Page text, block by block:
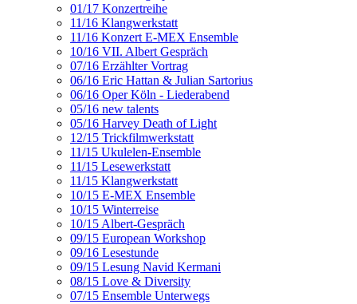
01/17 Konzertreihe
11/16 Klangwerkstatt
11/16 Konzert E-MEX Ensemble
10/16 VII. Albert Gespräch
07/16 Erzählter Vortrag
06/16 Eric Hattan & Julian Sartorius
06/16 Oper Köln - Liederabend
05/16 new talents
05/16 Harvey Death of Light
12/15 Trickfilmwerkstatt
11/15 Ukulelen-Ensemble
11/15 Lesewerkstatt
11/15 Klangwerkstatt
10/15 E-MEX Ensemble
10/15 Winterreise
10/15 Albert-Gespräch
09/15 European Workshop
09/16 Lesestunde
09/15 Lesung Navid Kermani
08/15 Love & Diversity
07/15 Ensemble Unterwegs